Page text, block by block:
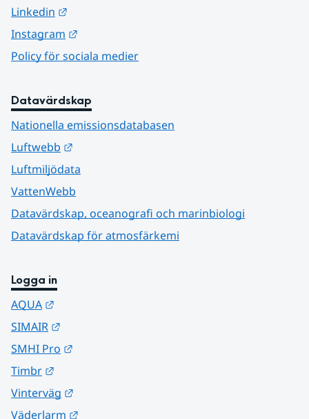
Linkedin
Instagram
Policy för sociala medier
Datavärdskap
Nationella emissionsdatabasen
Luftwebb
Luftmiljödata
VattenWebb
Datavärdskap, oceanografi och marinbiologi
Datavärdskap för atmosfärkemi
Logga in
AQUA
SIMAIR
SMHI Pro
Timbr
Vinterväg
Väderlarm